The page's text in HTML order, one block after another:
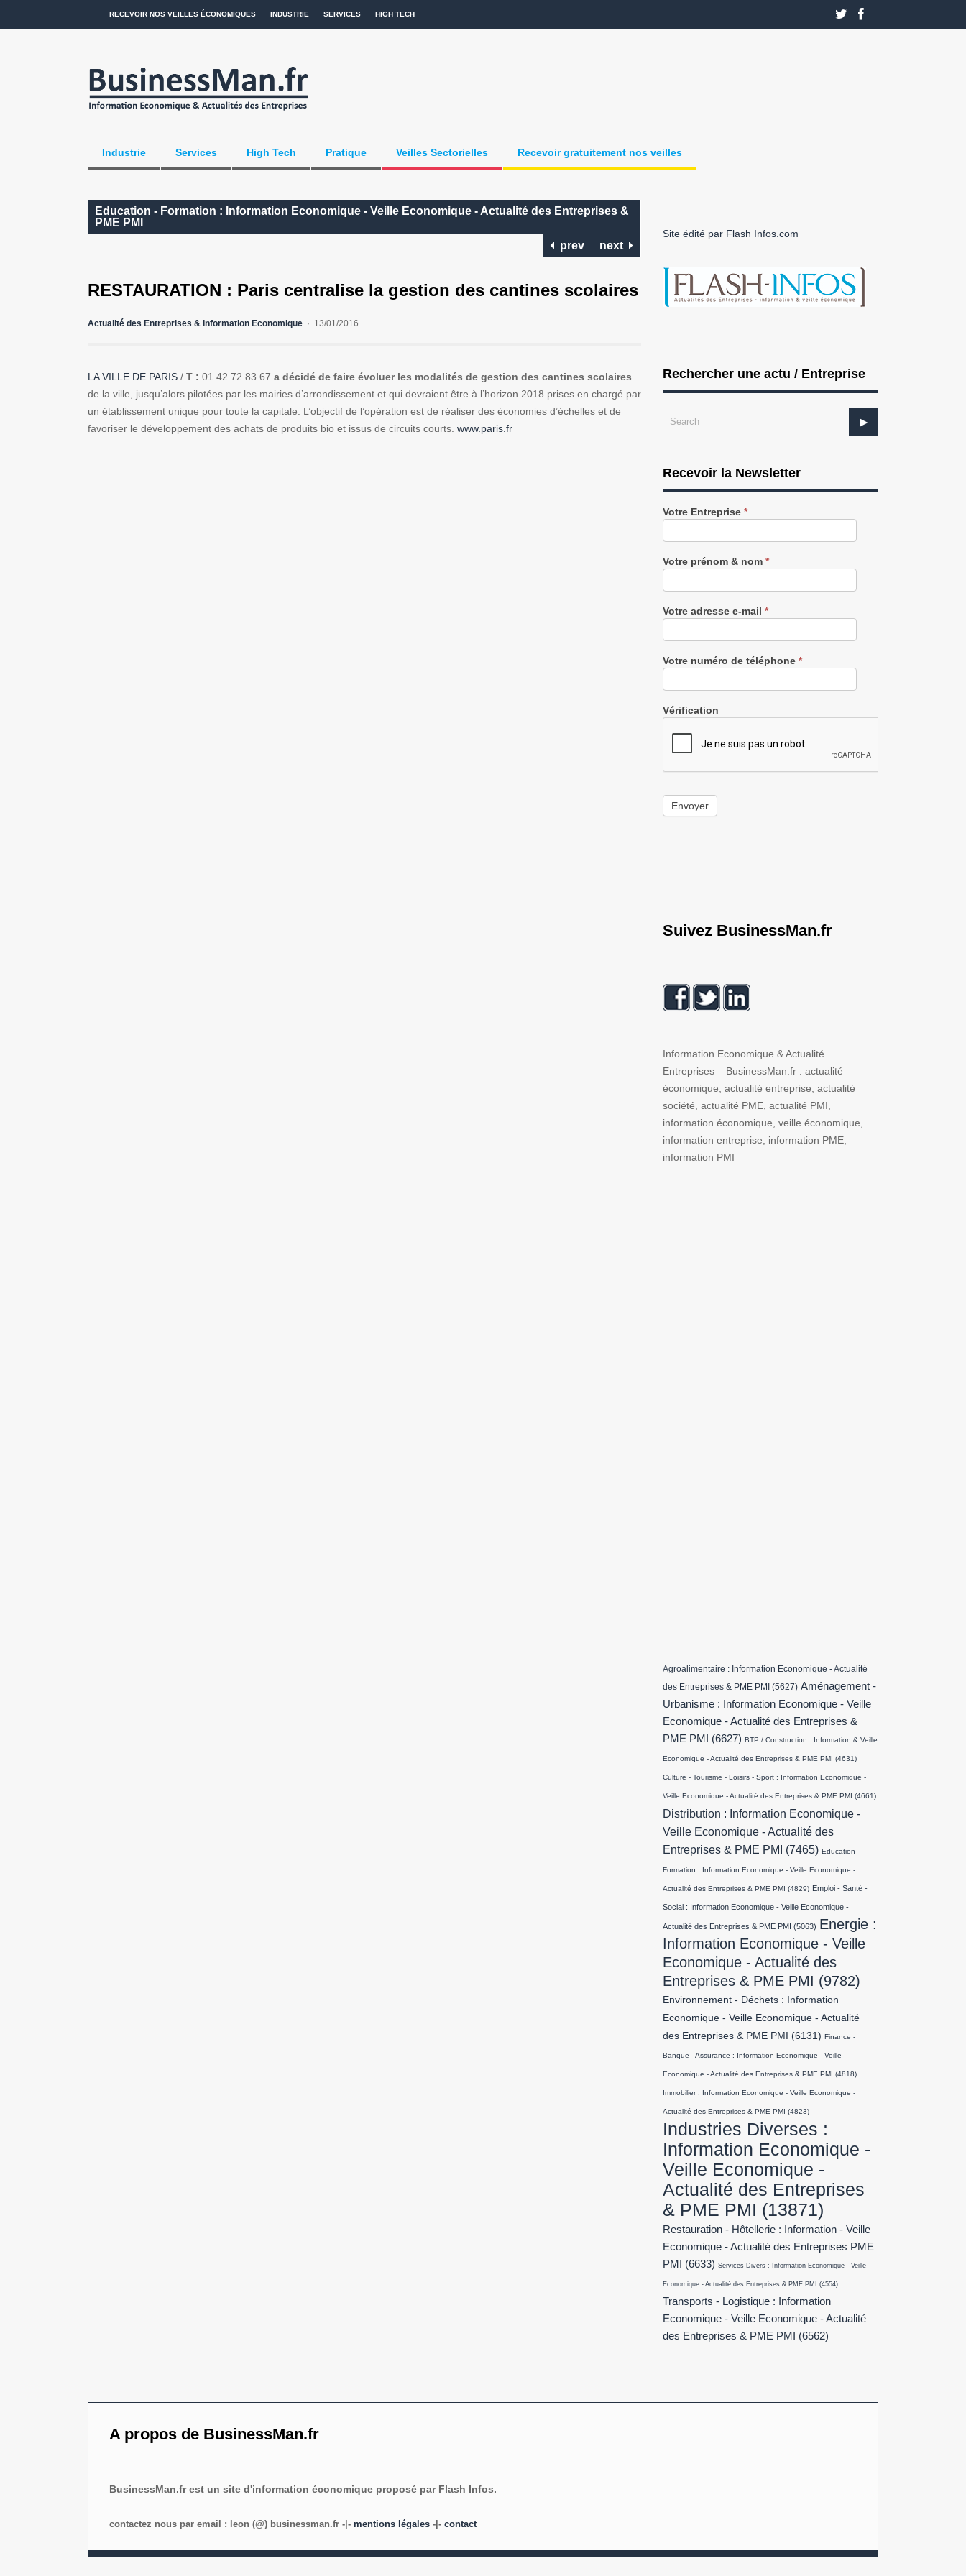
RECEVOIR NOS VEILLES ÉCONOMIQUES INDUSTRIE SERVICES HIGH TECH
Industrie Services High Tech Pratique Veilles Sectorielles Recevoir gratuitement nos veilles
Education - Formation : Information Economique - Veille Economique - Actualité des Entreprises &
PME PMI
prev
next
RESTAURATION : Paris centralise la gestion des cantines scolaires
Actualité des Entreprises & Information Economique 13/01/2016
LA VILLE DE PARIS / T : 01.42.72.83.67 a décidé de faire évoluer les modalités de gestion des cantines scolaires
de la ville, jusqu’alors pilotées par les mairies d’arrondissement et qui devraient être à l’horizon 2018 prises en chargé par
un établissement unique pour toute la capitale. L’objectif de l’opération est de réaliser des économies d’échelles et de
favoriser le développement des achats de produits bio et issus de circuits courts. www.paris.fr
Site édité par Flash Infos.com
Rechercher une actu / Entreprise
Recevoir la Newsletter
Recevez
notre
gratuitement
Votre Entreprise *
Votre prénom & nom *
Votre adresse e-mail *
Votre numéro de téléphone *
Vérification
Envoyer
Suivez BusinessMan.fr
Information Economique & Actualité
Entreprises – BusinessMan.fr : actualité
économique, actualité entreprise, actualité
société, actualité PME, actualité PMI,
information économique, veille économique,
information entreprise, information PME,
information PMI
Agroalimentaire : Information Economique - Actualité
des Entreprises & PME PMI (5627) Aménagement -
Urbanisme : Information Economique - Veille
Economique - Actualité des Entreprises &
PME PMI
(6627) BTP / Construction : Information & Veille
Economique - Actualité des Entreprises & PME PMI (4631)
Culture - Tourisme - Loisirs - Sport : Information Economique -
Veille Economique - Actualité des Entreprises & PME PMI (4661)
Distribution : Information Economique -
Veille Economique - Actualité des
Entreprises & PME PMI (7465) Education -
Formation : Information Economique - Veille Economique -
Actualité des Entreprises & PME PMI (4829) Emploi - Santé -
Social : Information Economique - Veille Economique -
Actualité des Entreprises & PME PMI (5063) Energie :
Information Economique - Veille
Economique - Actualité des
Entreprises & PME PMI (9782)
Environnement - Déchets : Information
Economique - Veille Economique - Actualité
des Entreprises & PME PMI
(6131) Finance -
Banque - Assurance : Information Economique - Veille
Economique - Actualité des Entreprises & PME PMI (4818)
Immobilier : Information Economique - Veille Economique -
Actualité des Entreprises & PME PMI (4823)
Industries Diverses :
Information Economique -
Veille Economique -
Actualité des Entreprises
& PME PMI (13871)
Restauration - Hôtellerie : Information - Veille
Economique - Actualité des Entreprises PME
PMI
(6633) Services Divers : Information Economique - Veille
Economique - Actualité des Entreprises & PME PMI (4554)
Transports - Logistique : Information
Economique - Veille Economique - Actualité
des Entreprises & PME PMI
(6562)
A propos de BusinessMan.fr
BusinessMan.fr est un site d'information économique proposé par Flash Infos.
contactez nous par email : leon (@) businessman.fr -|- mentions légales -|- contact